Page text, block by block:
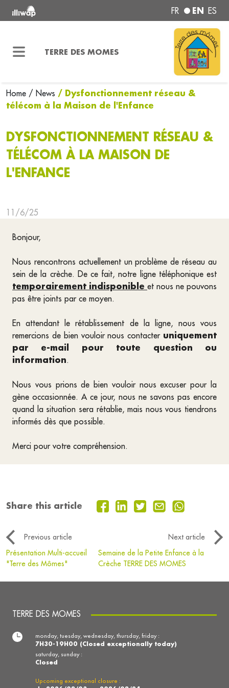
FR EN ES
TERRE DES MOMES
Home / News / Dysfonctionnement réseau &
télécom à la Maison de l'Enfance
DYSFONCTIONNEMENT RÉSEAU &
TÉLÉCOM À LA MAISON DE
L'ENFANCE
11/6/25
Bonjour,
Nous rencontrons actuellement un problème de réseau au
sein de la crèche. De ce fait, notre ligne téléphonique est
temporairement indisponible et nous ne pouvons
pas être joints par ce moyen.
En attendant le rétablissement de la ligne, nous vous
remercions de bien vouloir nous contacter uniquement
par e-mail pour toute question ou
information.
Nous vous prions de bien vouloir nous excuser pour la
gène occasionnée. A ce jour, nous ne savons pas encore
quand la situation sera rétablie, mais nous vous tiendrons
informés dès que possible.
Merci pour votre compréhension.
Share this article
Previous article
Next article
Présentation Multi-accueil
"Terre des Mômes"
Semaine de la Petite Enfance à la
Crèche TERRE DES MOMES
TERRE DES MOMES
monday, tuesday, wednesday, thursday, friday :
7H30-19H00 (Closed exceptionally today)
saturday, sunday :
Closed
Upcoming exceptional closure :